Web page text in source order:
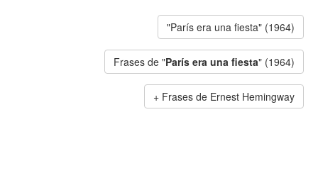
"París era una fiesta" (1964)
Frases de "París era una fiesta" (1964)
Frases de Ernest Hemingway